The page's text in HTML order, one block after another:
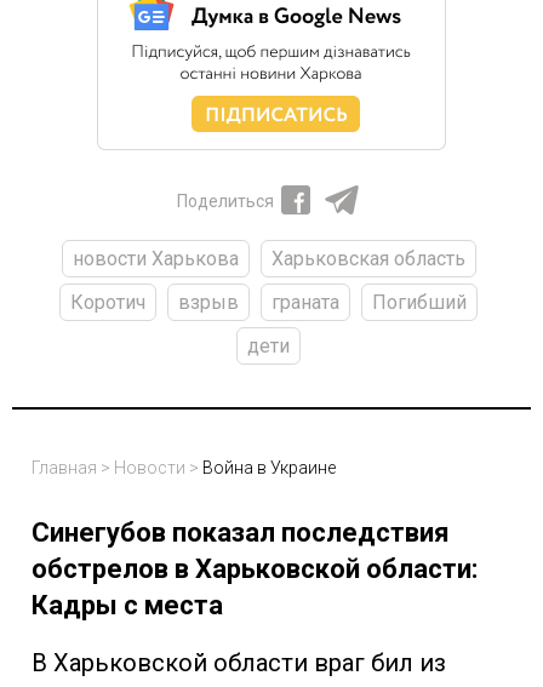
Поделиться
новости Харькова
Харьковская область
Коротич
взрыв граната
Погибший
дети
Главная > Новости > Война в Украине
Синегубов показал последствия
обстрелов в Харьковской области:
Кадры с места
В Харьковской области враг бил из